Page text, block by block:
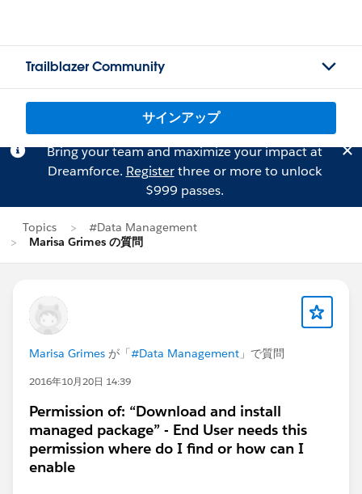
Trailblazer Community
サインアップ
Bring your team and maximize your impact at
Dreamforce. Registerthree or more to unlock
$999 passes.
Topics
#Data Management
Marisa Grimes の質問
Marisa Grimes が「#Data Management 」で質問
2016年10月20日 14:39
Permission of: “Download and install
managed package” - End User needs this
permission where do I find or how can I
enable